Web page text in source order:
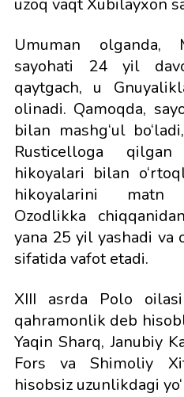
uzoq vaqt Xubilayxon
Umuman olganda,
sayohati 24 yil
qaytgach, u
olinadi. Qamoqda,
bilan mashg‘ul
Rusticelloga
hikoyalari bilan
hikoyalarini
Ozodlikka
yana 25 yil yashadi va
sifatida vafot etadi.
XIII asrda Polo
qahramonlik deb
Yaqin Sharq, Janubiy
Fors va Shimoliy
hisobsiz uzunlikdagi